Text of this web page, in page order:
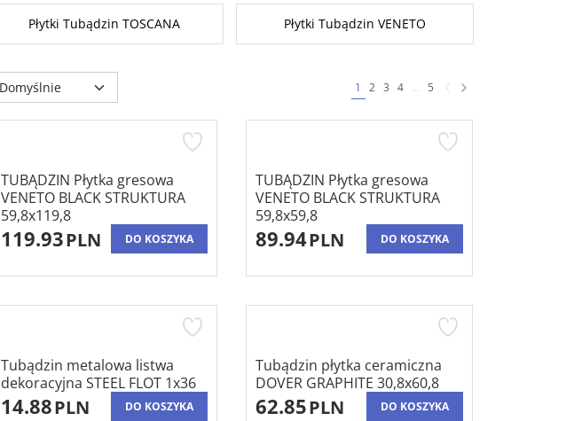
Płytki Tubądzin TOSCANA Płytki Tubądzin VENETO
1 2 3 4 ... 5
TUBĄDZIN Płytka gresowa
VENETO BLACK STRUKTURA
59,8x119,8
119.93PLN DO KOSZYKA
TUBĄDZIN Płytka gresowa
VENETO BLACK STRUKTURA
59,8x59,8
89.94PLN DO KOSZYKA
Tubądzin metalowa listwa
dekoracyjna STEEL FLOT 1x36
14.88PLN DO KOSZYKA
Tubądzin płytka ceramiczna
DOVER GRAPHITE 30,8x60,8
62.85PLN DO KOSZYKA